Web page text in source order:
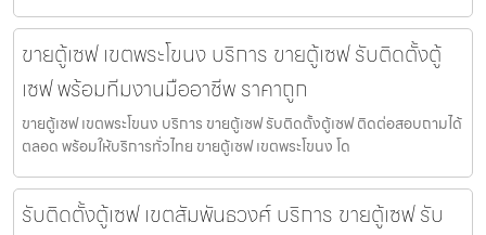
ขายตู้เซฟ เขตพระโขนง บริการ ขายตู้เซฟ รับติดตั้งตู้
เซฟ พร้อมทีมงานมืออาชีพ ราคาถูก
ขายตู้เซฟ เขตพระโขนง บริการ ขายตู้เซฟ รับติดตั้งตู้เซฟ ติดต่อสอบถามได้
ตลอด พร้อมให้บริการทั่วไทย ขายตู้เซฟ เขตพระโขนง โด
รับติดตั้งตู้เซฟ เขตสัมพันธวงศ์ บริการ ขายตู้เซฟ รับ